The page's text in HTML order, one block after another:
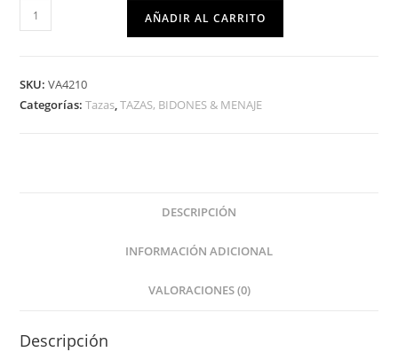
AÑADIR AL CARRITO
SKU:VA4210
Categorías:Tazas,TAZAS, BIDONES & MENAJE
DESCRIPCIÓN
INFORMACIÓN ADICIONAL
VALORACIONES (0)
Descripción